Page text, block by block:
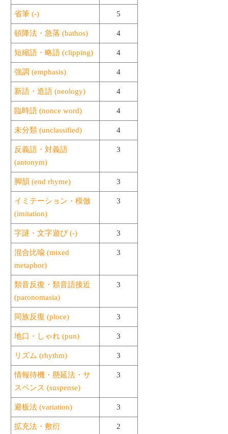
省筆 (-) 5
頓降法・急落 (bathos) 4
短縮語・略語 (clipping) 4
強調 (emphasis) 4
新語・造語 (neology) 4
臨時語 (nonce word) 4
未分類 (unclassified) 4
反義語・対義語
(antonym)
3
脚韻 (end rhyme) 3
イミテーション・模倣
(imitation)
3
字謎・文字遊び (-) 3
混合比喩 (mixed
metaphor)
3
類音反復・類音語接近
(paronomasia)
3
同族反復 (ploce) 3
地口・しゃれ (pun) 3
リズム (rhythm) 3
情報待機・懸延法・サ
スペンス (suspense)
3
避板法 (variation) 3
拡充法・敷衍
2